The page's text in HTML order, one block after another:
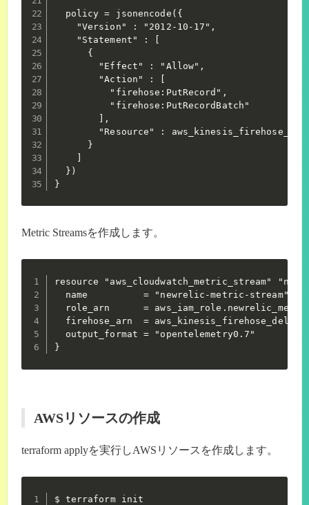
  policy = jsonencode({
    "Version" : "2012-10-17",
    "Statement" : [
      {
        "Effect" : "Allow",
        "Action" : [
          "firehose:PutRecord",
          "firehose:PutRecordBatch"
        ],
"Resource" :
      }
    ]
  })
}
Metric Streamsを作成します。
resource "aws_cloudwatch_metric_stream"
  name          = "newrelic-metric-stream"
role_arn      =
firehose_arn  =
  output_format = "opentelemetry0.7"
}
AWSリソースの作成
terraform applyを実行しAWSリソースを作成します。
$ terraform init